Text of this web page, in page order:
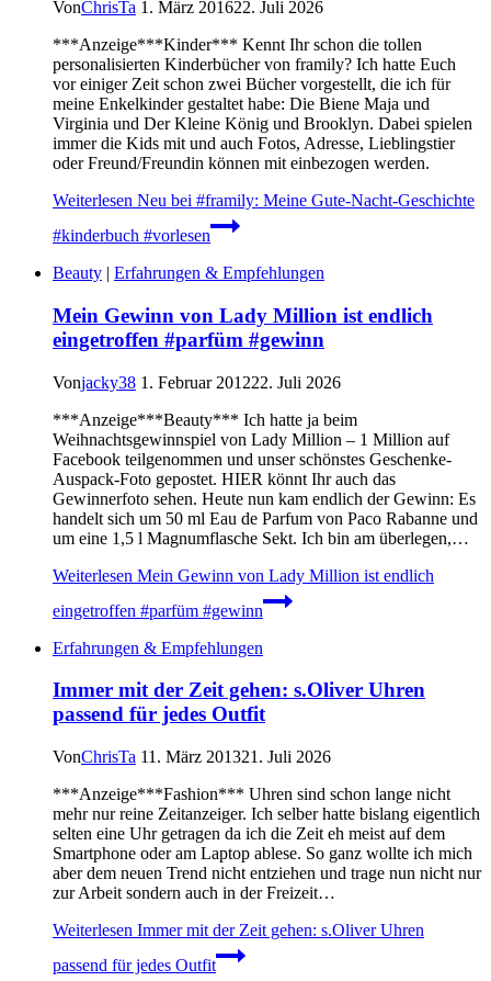
VonChrisTa 1. März 201622. Juli 2026
***Anzeige***Kinder*** Kennt Ihr schon die tollen
personalisierten Kinderbücher von framily? Ich hatte Euch
vor einiger Zeit schon zwei Bücher vorgestellt, die ich für
meine Enkelkinder gestaltet habe: Die Biene Maja und
Virginia und Der Kleine König und Brooklyn. Dabei spielen
immer die Kids mit und auch Fotos, Adresse, Lieblingstier
oder Freund/Freundin können mit einbezogen werden.
Weiterlesen Neu bei #framily: Meine Gute-Nacht-Geschichte
#kinderbuch #vorlesen
Beauty | Erfahrungen & Empfehlungen
Mein Gewinn von Lady Million ist endlich
eingetroffen #parfüm #gewinn
Vonjacky38 1. Februar 201222. Juli 2026
***Anzeige***Beauty*** Ich hatte ja beim
Weihnachtsgewinnspiel von Lady Million – 1 Million auf
Facebook teilgenommen und unser schönstes Geschenke-
Auspack-Foto gepostet. HIER könnt Ihr auch das
Gewinnerfoto sehen. Heute nun kam endlich der Gewinn: Es
handelt sich um 50 ml Eau de Parfum von Paco Rabanne und
um eine 1,5 l Magnumflasche Sekt. Ich bin am überlegen,…
Weiterlesen Mein Gewinn von Lady Million ist endlich
eingetroffen #parfüm #gewinn
Erfahrungen & Empfehlungen
Immer mit der Zeit gehen: s.Oliver Uhren
passend für jedes Outfit
VonChrisTa 11. März 201321. Juli 2026
***Anzeige***Fashion*** Uhren sind schon lange nicht
mehr nur reine Zeitanzeiger. Ich selber hatte bislang eigentlich
selten eine Uhr getragen da ich die Zeit eh meist auf dem
Smartphone oder am Laptop ablese. So ganz wollte ich mich
aber dem neuen Trend nicht entziehen und trage nun nicht nur
zur Arbeit sondern auch in der Freizeit…
Weiterlesen Immer mit der Zeit gehen: s.Oliver Uhren
passend für jedes Outfit